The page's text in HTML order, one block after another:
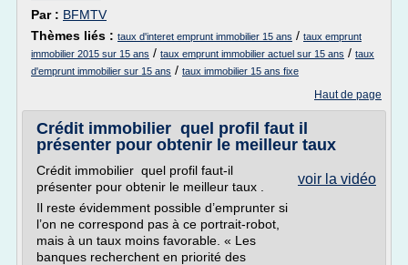
Par : BFMTV
Thèmes liés : taux d'interet emprunt immobilier 15 ans / taux emprunt
immobilier 2015 sur 15 ans / taux emprunt immobilier actuel sur 15 ans / taux
d'emprunt immobilier sur 15 ans / taux immobilier 15 ans fixe
Haut de page
Crédit immobilier quel profil faut il
présenter pour obtenir le meilleur taux
voir la vidéo
Crédit immobilier quel profil faut-il
présenter pour obtenir le meilleur taux .
Il reste évidemment possible d’emprunter si
l’on ne correspond pas à ce portrait-robot,
mais à un taux moins favorable. « Les
banques recherchent en priorité des